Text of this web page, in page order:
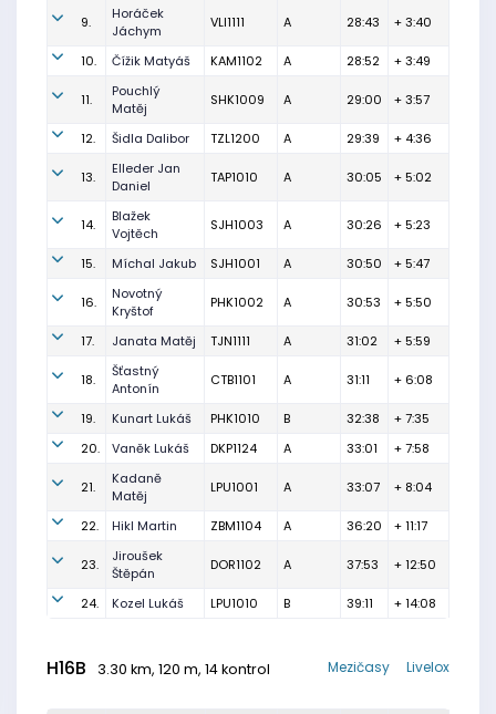
9.
Horáček
Jáchym
VLI1111 A 28:43 + 3:40
10. Čížik Matyáš KAM1102 A 28:52 + 3:49
11.
Pouchlý
Matěj
SHK1009 A 29:00 + 3:57
12. Šidla Dalibor TZL1200 A 29:39 + 4:36
13.
Elleder Jan
Daniel
TAP1010 A 30:05 + 5:02
14.
Blažek
Vojtěch
SJH1003 A 30:26 + 5:23
15. Míchal Jakub SJH1001 A 30:50 + 5:47
16.
Novotný
Kryštof
PHK1002 A 30:53 + 5:50
17. Janata Matěj TJN1111 A 31:02 + 5:59
18.
Šťastný
Antonín
CTB1101 A 31:11 + 6:08
19. Kunart Lukáš PHK1010 B 32:38
+ 7:35
20.
Vaněk Lukáš DKP1124 A 33:01 + 7:58
21.
Kadaně
Matěj
LPU1001 A 33:07 + 8:04
22. Hikl Martin ZBM1104 A 36:20 + 11:17
23.
Jiroušek
Štěpán
DOR1102 A 37:53 + 12:50
24. Kozel Lukáš LPU1010 B 39:11 + 14:08
H16B 3.30 km, 120 m, 14 kontrol Livelox
Mezičasy